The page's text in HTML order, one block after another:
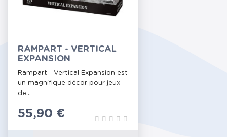
RAMPART - VERTICAL
EXPANSION
Rampart - Vertical Expansion est
un magnifique décor pour jeux
de...
Prix
55,90 €